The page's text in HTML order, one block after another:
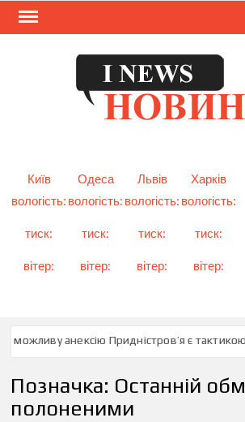
Skip
Київ
Одеса Львів
Харків
вологість:
тиск:
вітер:
вологість:
тиск:
вітер:
вологість:
тиск:
вітер:
вологість:
тиск:
вітер:
можливу анексію Придністров’я є
Позначка: Останній
полоненими